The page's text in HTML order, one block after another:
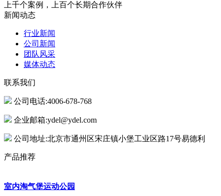
上千个案例，上百个长期合作伙伴
新闻动态
行业新闻
公司新闻
团队风采
媒体动态
联系我们
公司电话:4006-678-768
企业邮箱:ydel@ydel.com
公司地址:北京市通州区宋庄镇小堡工业区路17号易德利
产品推荐
室内淘气堡运动公园